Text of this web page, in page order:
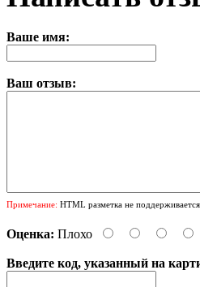
Ваше имя:
Ваш отзыв:
Примечание: HTML разметка не
Оценка: Плохо
Введите код, указанный на